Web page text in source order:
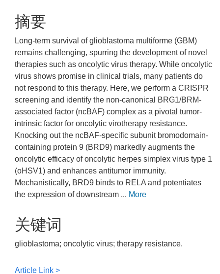
摘要
Long-term survival of glioblastoma multiforme (GBM)
remains challenging, spurring the development of novel
therapies such as oncolytic virus therapy. While oncolytic
virus shows promise in clinical trials, many patients do
not respond to this therapy. Here, we perform a CRISPR
screening and identify the non-canonical BRG1/BRM-
associated factor (ncBAF) complex as a pivotal tumor-
intrinsic factor for oncolytic virotherapy resistance.
Knocking out the ncBAF-specific subunit bromodomain-
containing protein 9 (BRD9) markedly augments the
oncolytic efficacy of oncolytic herpes simplex virus type 1
(oHSV1) and enhances antitumor immunity.
Mechanistically, BRD9 binds to RELA and potentiates
the expression of downstream ... More
关键词
glioblastoma; oncolytic virus; therapy resistance.
Article Link >